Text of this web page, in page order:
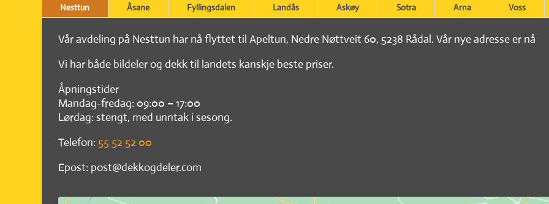
Nesttun Åsane Fyllingsdalen Landås Askøy Sotra Arna Voss
Vår avdeling på Nesttun har nå flyttet til Apeltun, Nedre Nøttveit 60, 5238 Rådal. Vår nye adresse er nå
Vi har både bildeler og dekk til landets kanskje beste priser.
Åpningstider
Mandag-fredag: 09:00 – 17:00
Lørdag: stengt, med unntak i sesong.
Telefon: 55 52 52 00
Epost: post@dekkogdeler.com